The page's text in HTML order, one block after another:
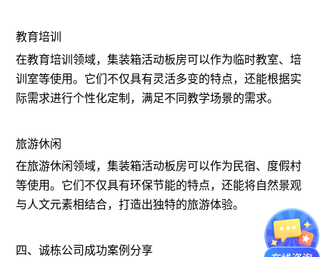
教育培训
在教育培训领域，集装箱活动板房可以作为临时教室、培
训室等使用。它们不仅具有灵活多变的特点，还能根据实
际需求进行个性化定制，满足不同教学场景的需求。
旅游休闲
在旅游休闲领域，集装箱活动板房可以作为民宿、度假村
等使用。它们不仅具有环保节能的特点，还能将自然景观
与人文元素相结合，打造出独特的旅游体验。
四、诚栋公司成功案例分享